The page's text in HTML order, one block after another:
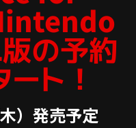
の予約
ト！
）発売予定